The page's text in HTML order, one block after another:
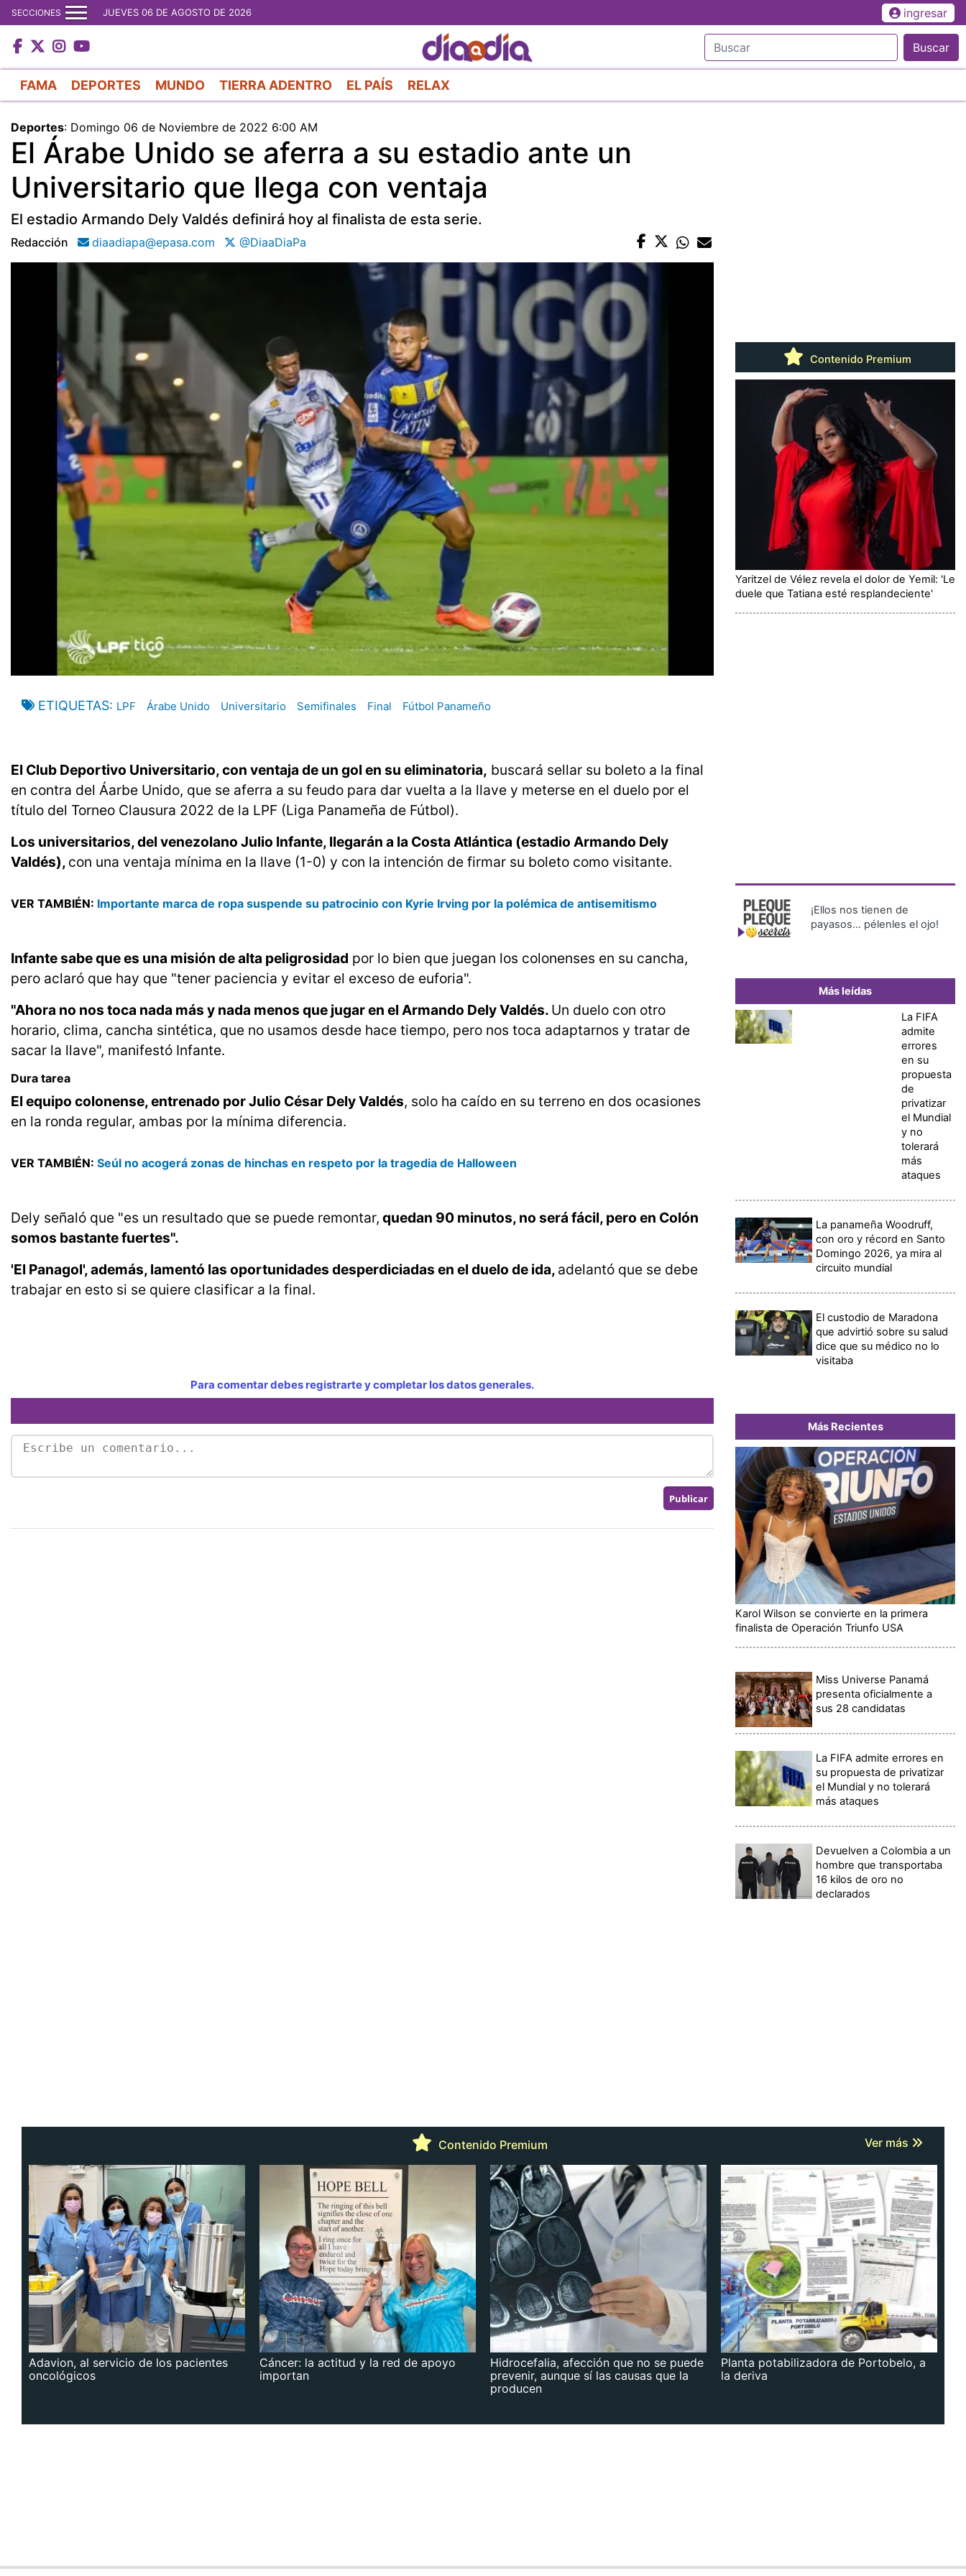
al
contenido
principal
SECCIONES JUEVES 06 DE AGOSTO DE 2026 ingresar
Buscar
FAMA DEPORTES MUNDO TIERRA ADENTRO EL PAÍS RELAX
Deportes: Domingo 06 de Noviembre de 2022 6:00 AM
El Árabe Unido se aferra a su estadio ante un
Universitario que llega con ventaja
El estadio Armando Dely Valdés definirá hoy al finalista de esta serie.
Redacción diaadiapa@epasa.com @DiaaDiaPa
ETIQUETAS LPF Árabe Unido Universitario Semifinales Final Fútbol Panameño
El Club Deportivo Universitario, con ventaja de un gol en su eliminatoria, buscará sellar su boleto a la final
en contra del Áarbe Unido, que se aferra a su feudo para dar vuelta a la llave y meterse en el duelo por el
título del Torneo Clausura 2022 de la LPF (Liga Panameña de Fútbol).
Los universitarios, del venezolano Julio Infante, llegarán a la Costa Atlántica (estadio Armando Dely
Valdés), con una ventaja mínima en la llave (1-0) y con la intención de firmar su boleto como visitante.
VER TAMBIÉN: Importante marca de ropa suspende su patrocinio con Kyrie Irving por la polémica de antisemitismo
Infante sabe que es una misión de alta peligrosidad por lo bien que juegan los colonenses en su cancha,
pero aclaró que hay que "tener paciencia y evitar el exceso de euforia".
"Ahora no nos toca nada más y nada menos que jugar en el Armando Dely Valdés. Un duelo con otro
horario, clima, cancha sintética, que no usamos desde hace tiempo, pero nos toca adaptarnos y tratar de
sacar la llave", manifestó Infante.
Dura tarea
El equipo colonense, entrenado por Julio César Dely Valdés, solo ha caído en su terreno en dos ocasiones
en la ronda regular, ambas por la mínima diferencia.
VER TAMBIÉN: Seúl no acogerá zonas de hinchas en respeto por la tragedia de Halloween
Dely señaló que "es un resultado que se puede remontar, quedan 90 minutos, no será fácil, pero en Colón
somos bastante fuertes".
'El Panagol', además, lamentó las oportunidades desperdiciadas en el duelo de ida, adelantó que se debe
trabajar en esto si se quiere clasificar a la final.
Para comentar debes registrarte y completar los datos generales.
Contenido Premium
Yaritzel de Vélez revela el dolor de Yemil: 'Le
duele que Tatiana esté resplandeciente'
¡Ellos nos tienen de
payasos… pélenles el ojo!
Más leídas
La FIFA
admite
errores
en su
propuesta
de
privatizar
el Mundial
y no
tolerará
más
ataques
La panameña Woodruff,
con oro y récord en Santo
Domingo 2026, ya mira al
circuito mundial
El custodio de Maradona
que advirtió sobre su salud
dice que su médico no lo
visitaba
Más Recientes
Karol Wilson se convierte en la primera
finalista de Operación Triunfo USA
Miss Universe Panamá
presenta oficialmente a
sus 28 candidatas
La FIFA admite errores en
su propuesta de privatizar
el Mundial y no tolerará
más ataques
Devuelven a Colombia a un
hombre que transportaba
16 kilos de oro no
declarados
Contenido Premium Ver más
Adavion, al servicio de los pacientes
oncológicos
Cáncer: la actitud y la red de apoyo
importan
Hidrocefalia, afección que no se puede
prevenir, aunque sí las causas que la
producen
Planta potabilizadora de Portobelo, a
la deriva